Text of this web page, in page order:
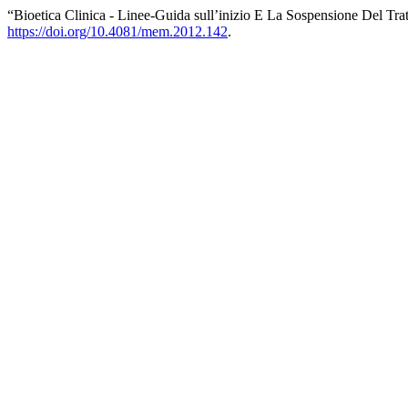
“Bioetica Clinica - Linee-Guida sull’inizio E La Sospensione Del
https://doi.org/10.4081/mem.2012.142.